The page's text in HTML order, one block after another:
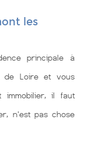
les
principale à
de Loire et vous
il faut
n'est pas chose